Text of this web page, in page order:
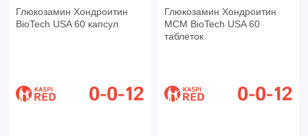
Глюкозамин Хондроитин
BioTech USA 60 капсул
Глюкозамин Хондроитин
МСМ BioTech USA 60
таблеток